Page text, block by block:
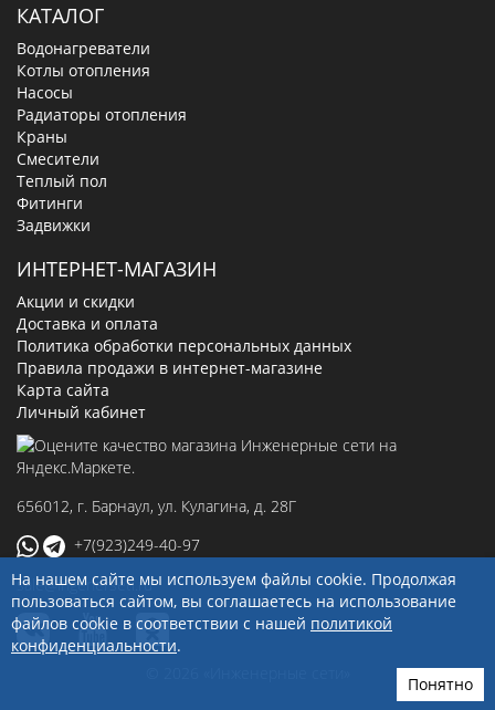
КАТАЛОГ
Водонагреватели
Котлы отопления
Насосы
Радиаторы отопления
Краны
Смесители
Теплый пол
Фитинги
Задвижки
ИНТЕРНЕТ-МАГАЗИН
Акции и скидки
Доставка и оплата
Политика обработки персональных данных
Правила продажи в интернет-магазине
Карта сайта
Личный кабинет
656012, г. Барнаул, ул. Кулагина, д. 28Г
+7(923)249-40-97
sale@ingenerseti.ru
На нашем сайте мы используем файлы cookie. Продолжая
пользоваться сайтом, вы соглашаетесь на использование
файлов cookie в соответствии с нашей политикой
конфиденциальности.
Понятно